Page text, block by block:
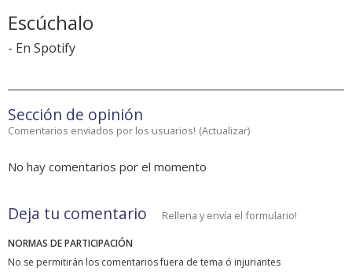
Escúchalo
- En Spotify
Sección de opinión
Comentarios enviados por los usuarios! (Actualizar)
No hay comentarios por el momento
Deja tu comentario Rellena y envía el formulario!
NORMAS DE PARTICIPACIÓN
No se permitirán los comentarios fuera de tema ó injuriantes